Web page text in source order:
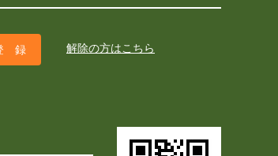
解除の方はこちら